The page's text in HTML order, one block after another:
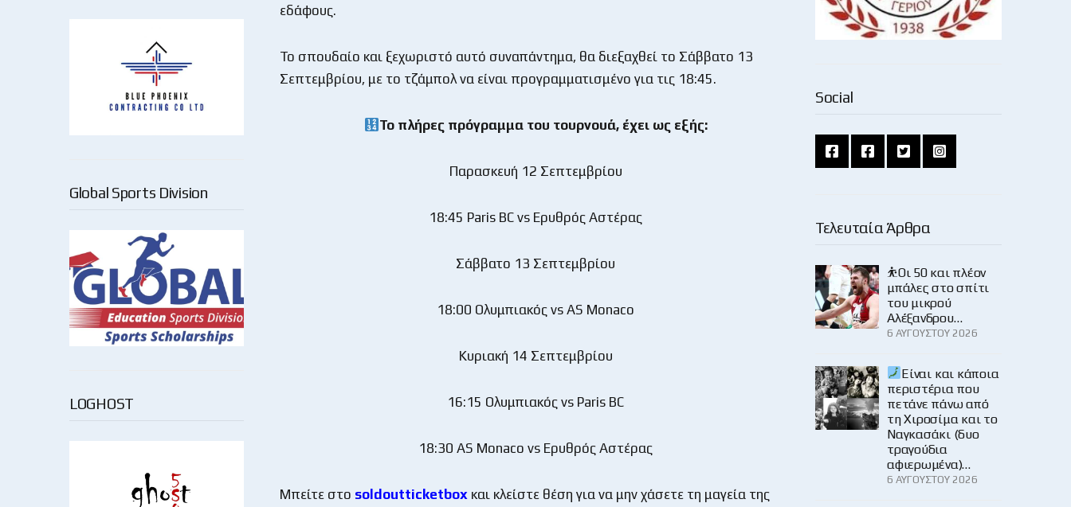
Global Sports Division
LOGHOST
εδάφους.
Το σπουδαίο και ξεχωριστό αυτό συναπάντημα, θα διεξαχθεί το Σάββατο 13
Σεπτεμβρίου, με το τζάμπολ να είναι προγραμματισμένο για τις 18:45.
Το πλήρες πρόγραμμα του τουρνουά, έχει ως εξής:
Παρασκευή 12 Σεπτεμβρίου
18:45 Paris BC vs Ερυθρός Αστέρας
Σάββατο 13 Σεπτεμβρίου
18:00 Ολυμπιακός vs AS Monaco
Κυριακή 14 Σεπτεμβρίου
16:15 Ολυμπιακός vs Paris BC
18:30 AS Monaco vs Ερυθρός Αστέρας
Μπείτε στο soldoutticketbox και κλείστε θέση για να μην χάσετε τη μαγεία της
Social
Τελευταία Άρθρα
⛹️Οι 50 και πλέον
μπάλες στο σπίτι
του μικρού
Αλέξανδρου…
6 ΑΥΓΟΎΣΤΟΥ 2026
Είναι και κάποια
περιστέρια που
πετάνε πάνω από
τη Χιροσίμα και το
Ναγκασάκι (δυο
τραγούδια
αφιερωμένα)…
6 ΑΥΓΟΎΣΤΟΥ 2026